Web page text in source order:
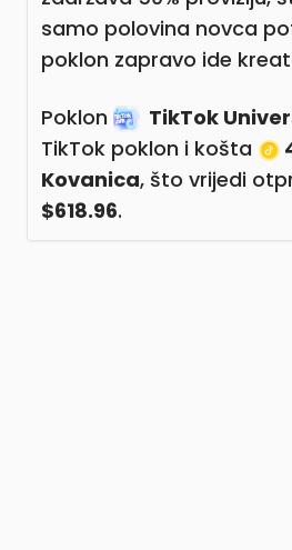
samo polovina novca
poklon zapravo ide
Poklon TikTok
TikTok poklon i košta
Kovanica, što vrijedi
$618.96.